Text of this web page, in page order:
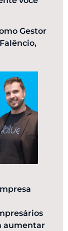
Gestor
aumentar